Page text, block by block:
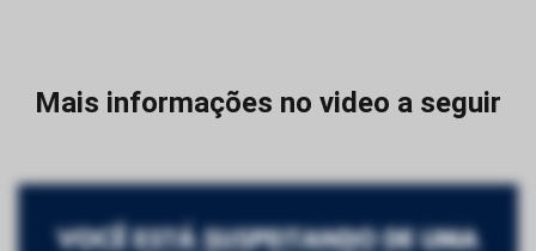
Mais informações no video a seguir